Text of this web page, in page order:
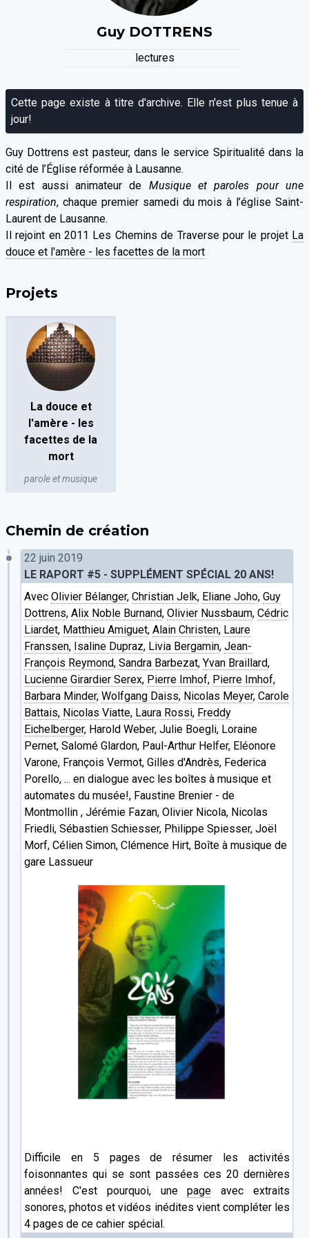
Guy DOTTRENS
lectures
Cette page existe à titre d'archive. Elle n'est plus tenue à
jour!
Guy Dottrens est pasteur, dans le service Spiritualité dans la
cité de l’Église réformée à Lausanne.
Il est aussi animateur de Musique et paroles pour une
respiration, chaque premier samedi du mois à l’église Saint-
Laurent de Lausanne.
Il rejoint en 2011 Les Chemins de Traverse pour le projet La
douce et l'amère - les facettes de la mort
Projets
La douce et
l'amère - les
facettes de la
mort
parole et musique
Chemin de création
22 juin 2019
LE RAPORT #5 - SUPPLÉMENT SPÉCIAL 20 ANS!
Avec Olivier Bélanger, Christian Jelk, Eliane Joho, Guy
Dottrens, Alix Noble Burnand, Olivier Nussbaum, Cédric
Liardet, Matthieu Amiguet, Alain Christen, Laure
Franssen, Isaline Dupraz, Livia Bergamin, Jean-
François Reymond, Sandra Barbezat, Yvan Braillard,
Lucienne Girardier Serex, Pierre Imhof, Pierre Imhof,
Barbara Minder, Wolfgang Daiss, Nicolas Meyer, Carole
Battais, Nicolas Viatte, Laura Rossi, Freddy
Eichelberger, Harold Weber, Julie Boegli, Loraine
Pernet, Salomé Glardon, Paul-Arthur Helfer, Eléonore
Varone, François Vermot, Gilles d'Andrès, Federica
Porello, ... en dialogue avec les boîtes à musique et
automates du musée!, Faustine Brenier - de
Montmollin , Jérémie Fazan, Olivier Nicola, Nicolas
Friedli, Sébastien Schiesser, Philippe Spiesser, Joël
Morf, Célien Simon, Clémence Hirt, Boîte à musique de
gare Lassueur
Difficile en 5 pages de résumer les activités
foisonnantes qui se sont passées ces 20 dernières
années! C'est pourquoi, unepage avec extraits
sonores, photos et vidéos inédites vient compléter les
4 pages de ce cahier spécial.